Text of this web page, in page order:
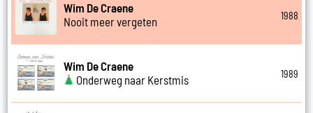
Wim De Craene
Nooit meer vergeten
1988
Wim De Craene
Onderweg naar Kerstmis
1989